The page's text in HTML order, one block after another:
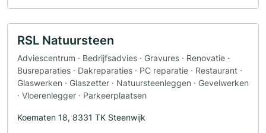
RSL Natuursteen
Adviescentrum · Bedrijfsadvies · Gravures · Renovatie ·
Busreparaties · Dakreparaties · PC reparatie · Restaurant ·
Glaswerken · Glaszetter · Natuursteenleggen · Gevelwerken
· Vloerenlegger · Parkeerplaatsen
Koematen 18, 8331 TK Steenwijk